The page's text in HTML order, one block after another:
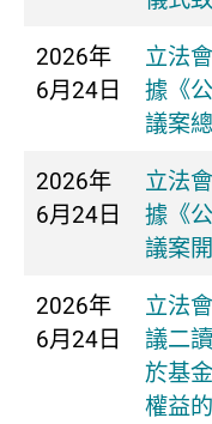
2026年
6月24日
立法
據《
議案
2026年
6月24日
立法
據《
議案
2026年
6月24日
立法
議二
於基
權益